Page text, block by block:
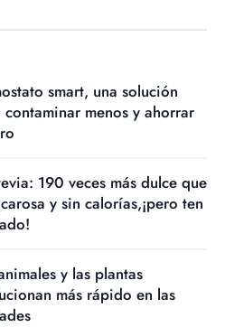
smart, una solución
contaminar menos y ahorrar
190 veces más dulce que
y sin calorías,¡pero ten
y las plantas
más rápido en las